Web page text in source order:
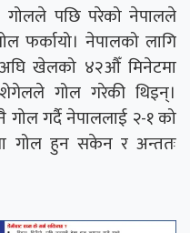
पछि परेको नेपालले
फर्कायो। नेपालको लागि
खेलको ४२औँ मिनेटमा
गोल गरेकी थिइन्।
गर्दै नेपाललाई २-१ को
गोल हुन सकेन र अन्ततः